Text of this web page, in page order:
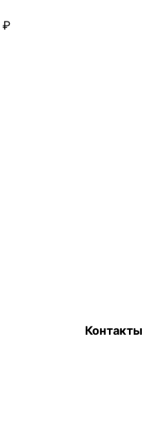
₽
Контакты